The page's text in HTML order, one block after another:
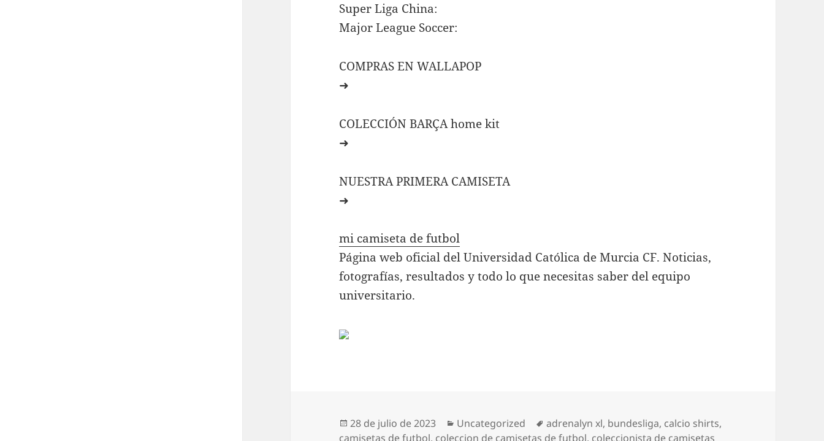
Super Liga China:
Major League Soccer:
COMPRAS EN WALLAPOP
➜
COLECCIÓN BARÇA home kit
➜
NUESTRA PRIMERA CAMISETA
➜
mi camiseta de futbol
Página web oficial del Universidad Católica de Murcia CF. Noticias,
fotografías, resultados y todo lo que necesitas saber del equipo
universitario.
Publicado
el
28 de julio de 2023 Categorías
Uncategorized Etiquetas
adrenalyn xl, bundesliga, calcio shirts,
camisetas de futbol, coleccion de camisetas de futbol, coleccionista de camisetas